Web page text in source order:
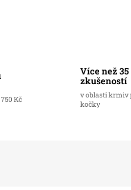
Kč
Více než
zkušeností
v oblasti krmiv
kočky